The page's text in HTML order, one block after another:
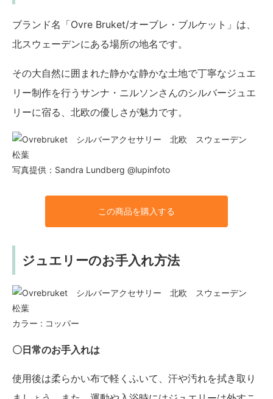
ブランド名「Ovre Bruket/オーブレ・ブルケット」は、
北スウェーデンにある場所の地名です。
その大自然に囲まれた静かな静かな土地で丁寧なジュエ
リー制作を行うサンナ・ニルソンさんのシルバージュエ
リーに宿る、北欧の優しさが魅力です。
写真提供：Sandra Lundberg @lupinfoto
この商品を購入する
ジュエリーのお手入れ方法
カラー : コッパー
〇日常のお手入れは
使用後は柔らかい布で軽くふいて、汗や汚れを拭き取り